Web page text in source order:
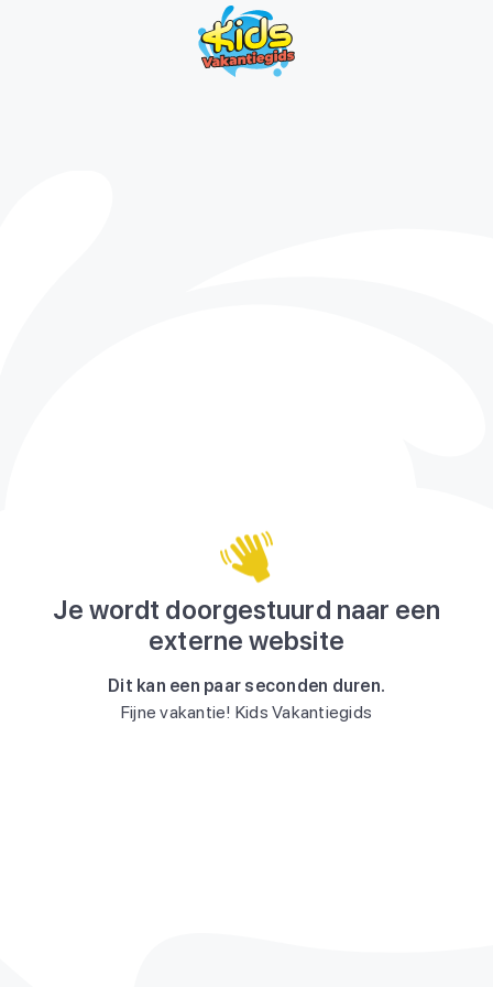
Je wordt doorgestuurd naar een
externe website
Dit kan een paar seconden duren.
Fijne vakantie! Kids Vakantiegids